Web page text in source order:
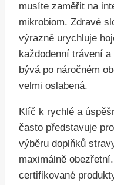
musíte zaměřit na
mikrobiom. Zdravé
výrazně urychluje
každodenní trávení
bývá po náročném
velmi oslabená.
Klíč k rychlé a
často představuje
výběru doplňků
maximálně
certifikované